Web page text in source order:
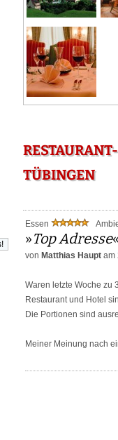
TÜBINGEN
Essen
»Top Adresse«
von Matthias Haupt am
Waren letzte Woche zu
Restaurant und Hotel
Die Portionen sind
Meiner Meinung nach